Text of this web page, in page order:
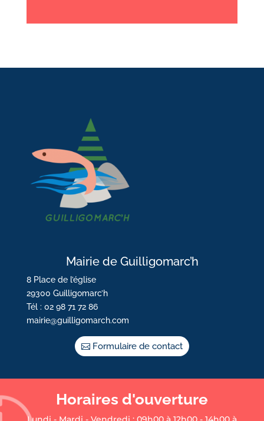
Mairie de Guilligomarc’h
8 Place de l’église
29300 Guilligomarc’h
Tél : 02 98 71 72 86
mairie@guilligomarch.com
Formulaire de contact
Horaires d'ouverture